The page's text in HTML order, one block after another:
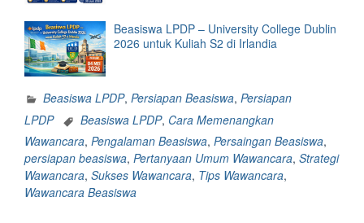
Beasiswa LPDP – University College Dublin
2026 untuk Kuliah S2 di Irlandia
Beasiswa LPDP, Persiapan Beasiswa, Persiapan
LPDP
Beasiswa LPDP, Cara Memenangkan
Wawancara, Pengalaman Beasiswa, Persaingan Beasiswa,
persiapan beasiswa, Pertanyaan Umum Wawancara, Strategi
Wawancara, Sukses Wawancara, Tips Wawancara,
Wawancara Beasiswa